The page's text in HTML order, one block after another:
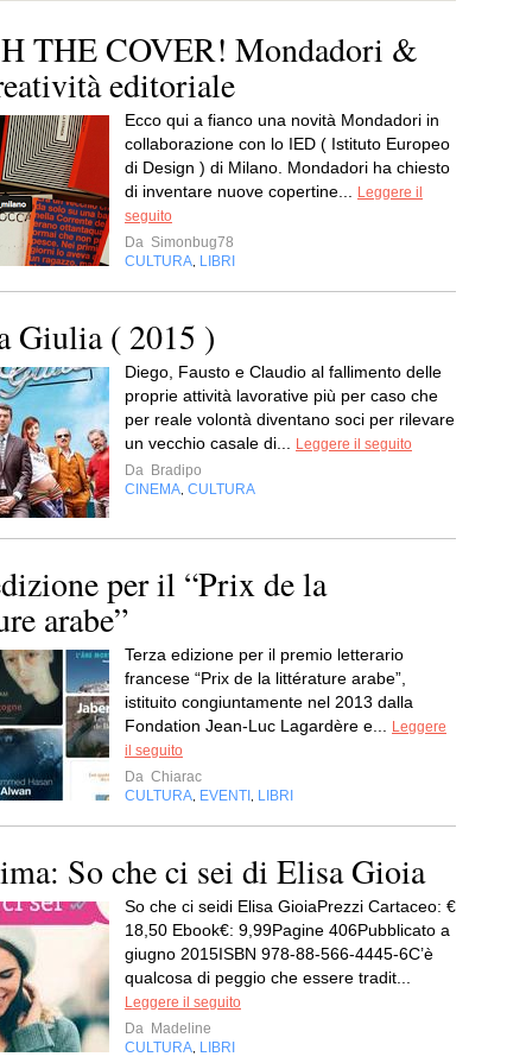
THE COVER! Mondadori &
editoriale
Ecco qui a fianco una novità Mondadori in
collaborazione con lo IED ( Istituto Europeo
di Design ) di Milano. Mondadori ha chiesto
di inventare nuove copertine...
Leggere il
seguito
Da Simonbug78
CULTURA LIBRI
Giulia ( 2015 )
Diego, Fausto e Claudio al fallimento delle
proprie attività lavorative più per caso che
per reale volontà diventano soci per rilevare
un vecchio casale di...
Leggere il seguito
Da Bradipo
CINEMA CULTURA
per il “Prix de la
arabe”
Terza edizione per il premio letterario
francese “Prix de la littérature arabe”,
istituito congiuntamente nel 2013 dalla
Fondation Jean-Luc Lagardère e...
Leggere
il seguito
Da Chiarac
CULTURA EVENTI LIBRI
So che ci sei di Elisa Gioia
So che ci seidi Elisa GioiaPrezzi Cartaceo: €
18,50 Ebook€: 9,99Pagine 406Pubblicato a
giugno 2015ISBN 978-88-566-4445-6C’è
qualcosa di peggio che essere tradit...
Leggere il seguito
Da Madeline
CULTURA LIBRI